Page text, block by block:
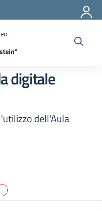
digitale
dell'Aula